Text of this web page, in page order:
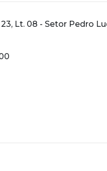
23, Lt. 08 - Setor Pedro